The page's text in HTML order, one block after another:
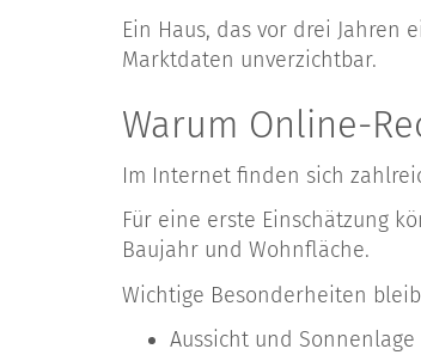
Ein Haus, das vor drei
Marktdaten unverzichtbar.
Warum Online-
Im Internet finden sich
Für eine erste Einschätzung
Baujahr und Wohnfläche.
Wichtige Besonderheiten
Aussicht und Sonnenlage